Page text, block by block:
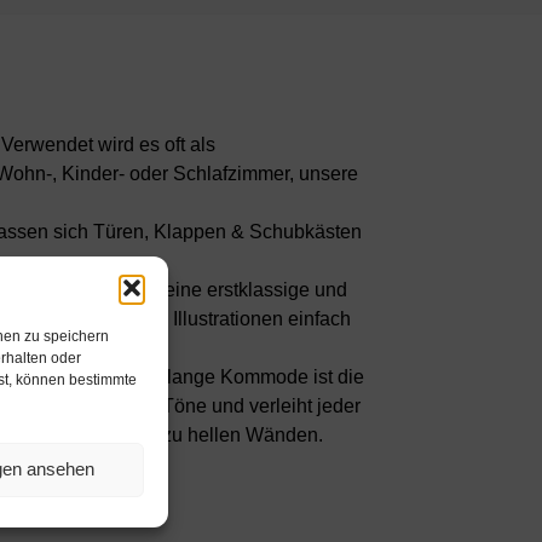
zu speichern
oder
können bestimmte
ansehen
wird es oft als
, Kinder- oder Schlafzimmer, unsere
sich Türen, Klappen & Schubkästen
sowie eine erstklassige und
Darstellungen und Illustrationen einfach
Unsere 92 cm lange Kommode ist die
der edelsten Rot Töne und verleiht jeder
edel im Kontrast zu hellen Wänden.